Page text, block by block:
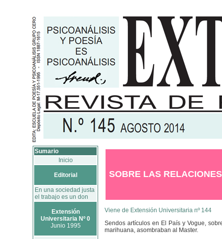
Sumario
Inicio
Editorial
En una sociedad justa
el trabajo es un don
Extensión
Universitaria Nº 0
Junio 1995
SOBRE LAS
Viene de Extensión Universitaria nº 144
Sendos artículos en El País y Vogue,
marihuana, asombraban al Master.